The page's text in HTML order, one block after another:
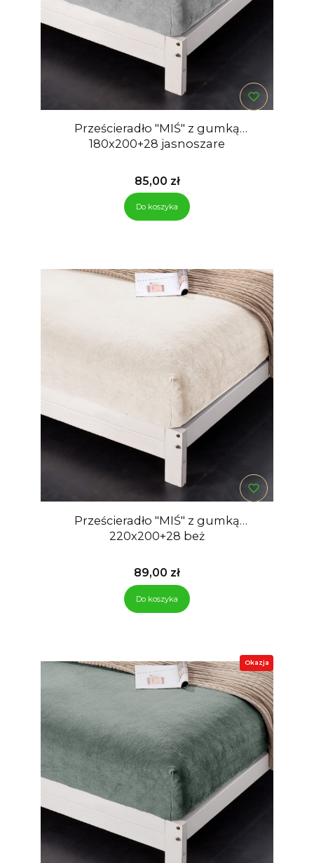
Prześcieradło "MIŚ" z gumką
180x200+28 jasnoszare
Cena
85,00 zł
Do koszyka
Prześcieradło "MIŚ" z gumką
220x200+28 beż
Cena
89,00 zł
Do koszyka
Okazja